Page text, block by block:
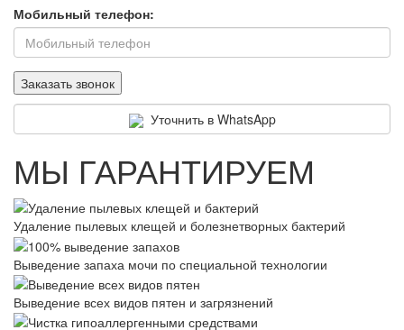
Мобильный телефон:
Уточнить в WhatsApp
МЫ ГАРАНТИРУЕМ
Удаление пылевых клещей и болезнетворных бактерий
Выведение запаха мочи по специальной технологии
Выведение всех видов пятен и загрязнений